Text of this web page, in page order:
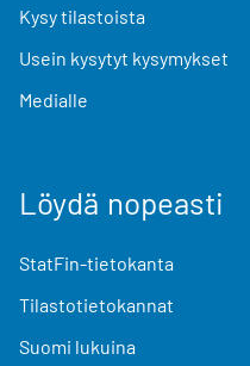
Kysy tilastoista
Usein kysytyt kysymykset
Medialle
Löydä nopeasti
StatFin-tietokanta
Tilastotietokannat
Suomi lukuina